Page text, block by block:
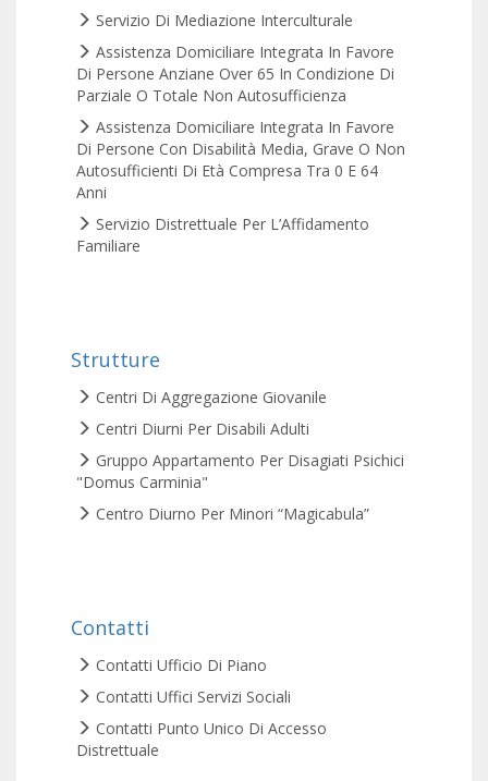
Servizio Di Mediazione Interculturale
Assistenza Domiciliare Integrata In Favore
Di Persone Anziane Over 65 In Condizione Di
Parziale O Totale Non Autosufficienza
Assistenza Domiciliare Integrata In Favore
Di Persone Con Disabilità Media, Grave O Non
Autosufficienti Di Età Compresa Tra 0 E 64
Anni
Servizio Distrettuale Per L’Affidamento
Familiare
Strutture
Centri Di Aggregazione Giovanile
Centri Diurni Per Disabili Adulti
Gruppo Appartamento Per Disagiati Psichici
"Domus Carminia"
Centro Diurno Per Minori “Magicabula”
Contatti
Contatti Ufficio Di Piano
Contatti Uffici Servizi Sociali
Contatti Punto Unico Di Accesso
Distrettuale